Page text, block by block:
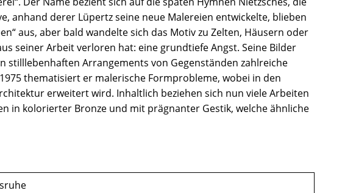
anhand derer Lüpertz seine neue Malereien entwickelte, blieben
aus, aber bald wandelte sich das Motiv zu Zelten, Häusern oder
seiner Arbeit verloren hat: eine grundtiefe Angst. Seine Bilder
stilllebenhaften Arrangements von Gegenständen zahlreiche
thematisiert er malerische Formprobleme, wobei in den
erweitert wird. Inhaltlich beziehen sich nun viele Arbeiten
in kolorierter Bronze und mit prägnanter Gestik, welche ähnliche